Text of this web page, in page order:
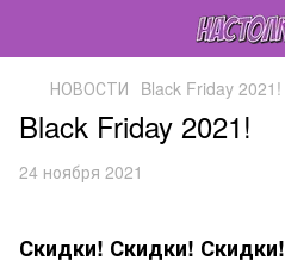
НОВОСТИ Black Friday 2021!
Black Friday 2021!
24 ноября 2021
Скидки! Скидки! Скидки!